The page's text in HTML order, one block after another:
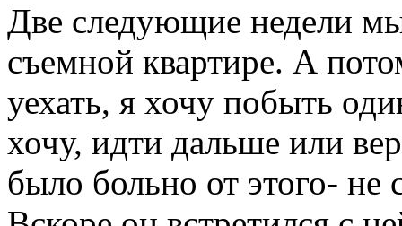
Две следующие недели
съемной квартире. А
уехать, я хочу побыть
хочу, идти дальше или
было больно от этого- не